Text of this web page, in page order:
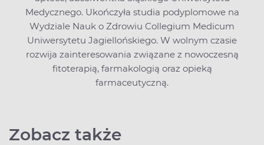
Medycznego. Ukończyła studia podyplomowe na
Wydziale Nauk o Zdrowiu Collegium Medicum
Uniwersytetu Jagiellońskiego. W wolnym czasie
rozwija zainteresowania związane z nowoczesną
fitoterapią, farmakologią oraz opieką
farmaceutyczną.
Zobacz także